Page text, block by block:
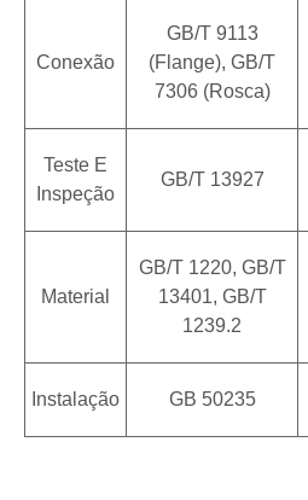
Conexão
GB/T 9113
(flange), GB/T
7306 (rosca)
Teste E
Inspeção
GB/T 13927
Material
GB/T 1220, GB/T
13401, GB/T
1239.2
Instalação GB 50235